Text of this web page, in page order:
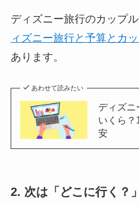
ディズニー旅行のカップ
ィズニー旅行と予算とカ
あります。
あわせて読みたい
ディズニ
いくら？
安
2. 次は「どこに行く